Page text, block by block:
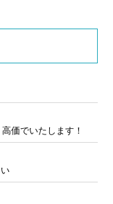
価でいたします！